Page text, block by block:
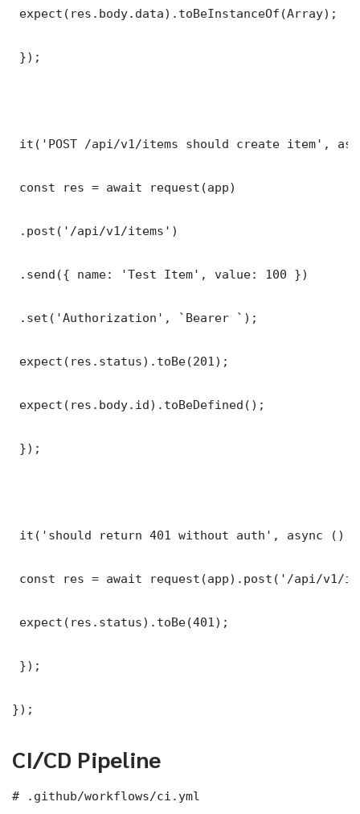
expect(res.body.data).toBeInstanceOf(Array);
});
it('POST /api/v1/items should create item',
const res = await request(app)
.post('/api/v1/items')
.send({ name: 'Test Item', value: 100 })
.set('Authorization', `Bearer `);
expect(res.status).toBe(201);
expect(res.body.id).toBeDefined();
});
it('should return 401 without auth', async ()
const res = await request(app).post('/api/v1/
expect(res.status).toBe(401);
});
});
CI/CD Pipeline
# .github/workflows/ci.yml